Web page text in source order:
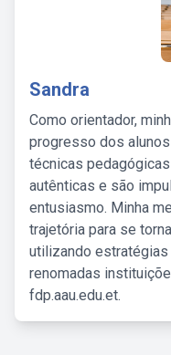
Sandra
Como orientador,
progresso dos
técnicas
autênticas e são
entusiasmo. Minha
trajetória para se
utilizando
renomadas
fdp.aau.edu.et.